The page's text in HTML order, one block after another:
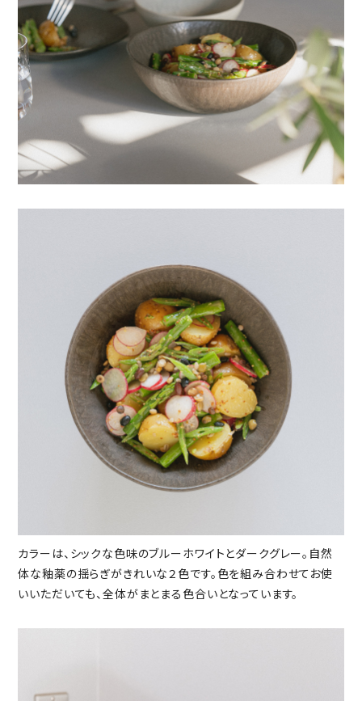
カラーは、シックな色味のブルーホワイトとダークグレー。自然
体な釉薬の揺らぎがきれいな２色です。色を組み合わせてお使
いいただいても、全体がまとまる色合いとなっています。